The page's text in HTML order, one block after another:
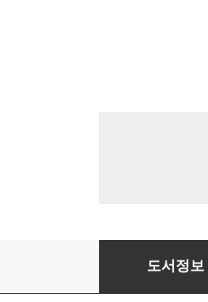
책의 미래를 찾
도서정보